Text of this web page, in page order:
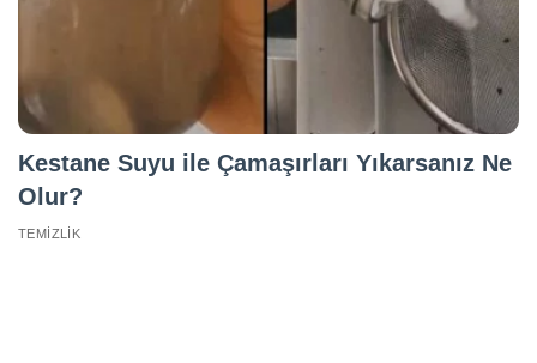
Kestane Suyu ile Çamaşırları Yıkarsanız Ne
Olur?
TEMIZLIK